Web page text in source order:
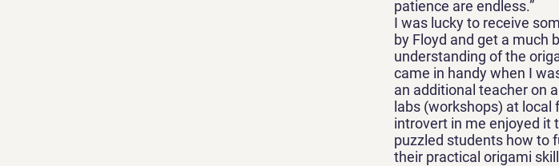
patience are endless.”
I was lucky to receive
by Floyd and get a much
understanding of the
came in handy when I
an additional teacher on
labs (workshops) at local
introvert in me enjoyed it
puzzled students how to
their practical origami